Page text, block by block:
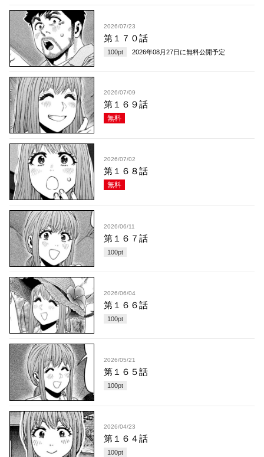
2026/07/23
第１７０話
100pt 2026年08月27日 に無料公開予定
2026/07/09
第１６９話
無料
2026/07/02
第１６８話
無料
2026/06/11
第１６７話
100pt
2026/06/04
第１６６話
100pt
2026/05/21
第１６５話
100pt
2026/04/23
第１６４話
100pt